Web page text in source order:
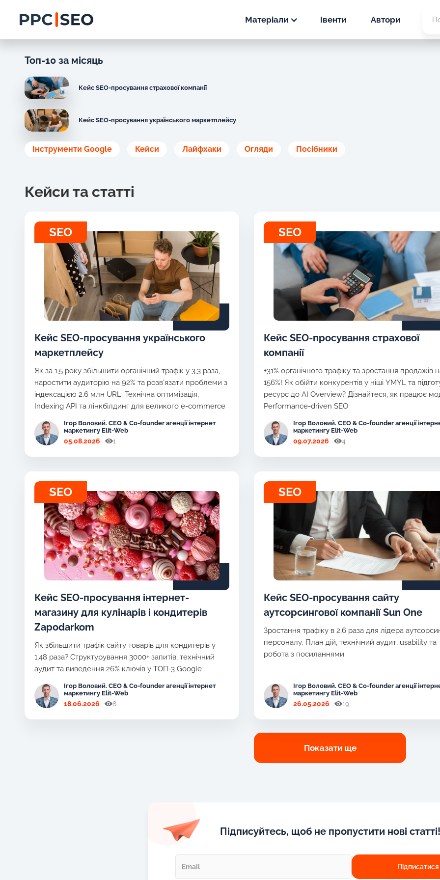
Матеріали
SEO
Івенти Автори
Топ-10 за місяць
Кейс SEO-просування страхової компанії
Кейс SEO-просування українського маркетплейсу
Інструменти Google Кейси Лайфхаки Огляди Посібники
Кейси та статті
SEO
Кейс SEO-просування українського
маркетплейсу
Як за 1,5 року збільшити органічний трафік у 3,3 раза,
наростити аудиторію на 92% та розв'язати проблеми з
індексацією 2.6 млн URL. Технічна оптимізація,
Indexing API та лінкбілдинг для великого e-commerce
Ігор Воловий. CEO & Co-founder агенції інтернет
маркетингу Elit-Web
05.08.2026 1
SEO
Кейс SEO-просування страхової
компанії
+31% органічного трафіку та зростання продажів
156%! Як обійти конкурентів у ніші YMYL та
ресурс до AI Overview? Дізнайтеся, як працює
Performance-driven SEO
Ігор Воловий. CEO & Co-founder агенції
маркетингу Elit-Web
09.07.2026 4
SEO
Кейс SEO-просування інтернет-
магазину для кулінарів і кондитерів
Zapodarkom
Як збільшити трафік сайту товарів для кондитерів у
1,48 раза? Структурування 3000+ запитів, технічний
аудит та виведення 26% ключів у ТОП-3 Google
Ігор Воловий. CEO & Co-founder агенції інтернет
маркетингу Elit-Web
18.06.2026 8
SEO
Кейс SEO-просування сайту
аутсорсингової компанії Sun One
Зростання трафіку в 2,6 раза для лідера
персоналу. План дій, технічний аудит, usability та
робота з посиланнями
Ігор Воловий. CEO & Co-founder агенції
маркетингу Elit-Web
26.05.2026 19
Показати ще
Підписуйтесь, щоб не пропустити нові статті!